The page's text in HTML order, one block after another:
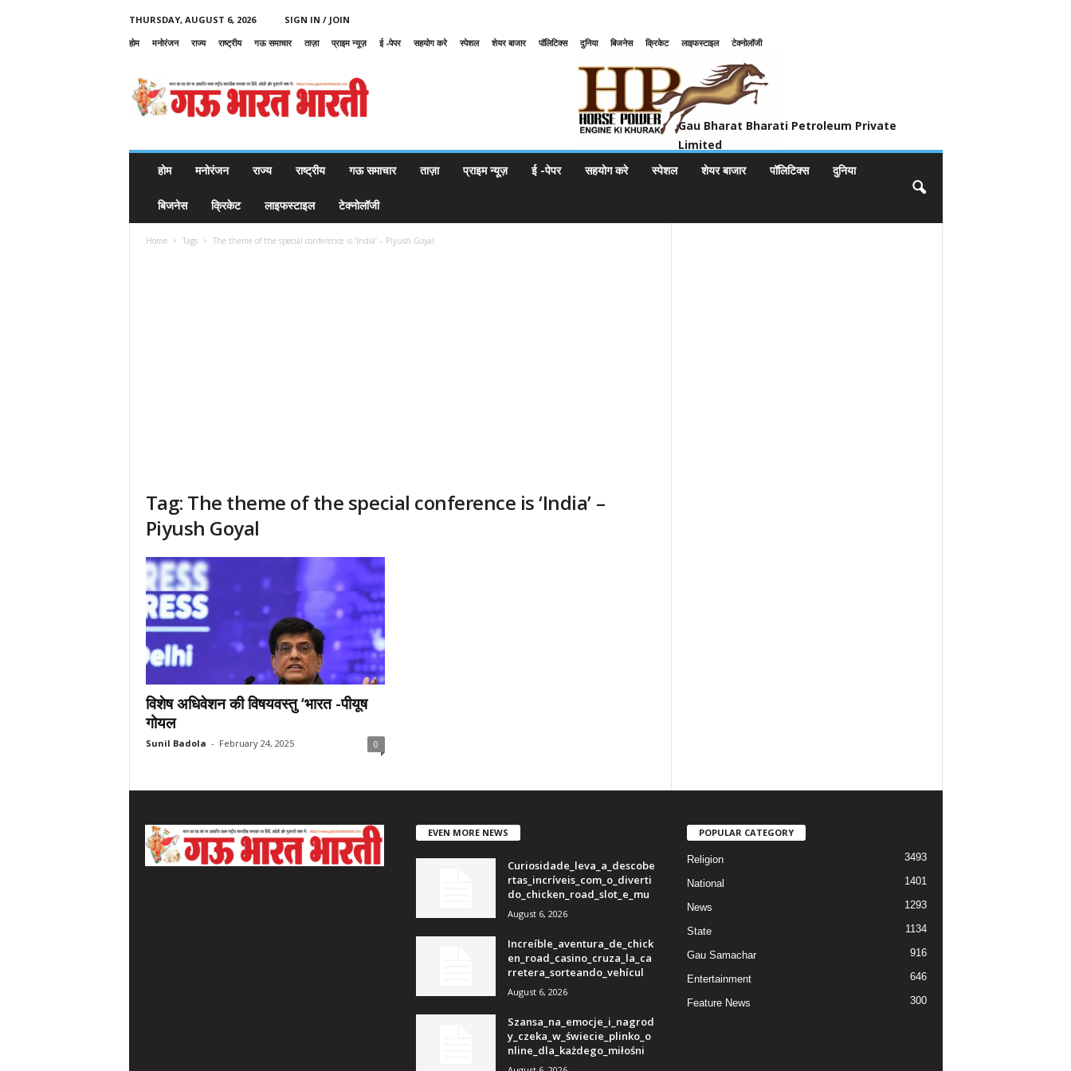
THURSDAY, AUGUST 6, 2026
SIGN IN / JOIN
होम
मनोरंजन राज्य राष्ट्रीय गऊ समाचार ताज़ा प्राइम न्यूज़ ई -पेपर सहयोग करे स्पेशल शेयर बाजार पॉलिटिक्स दुनिया बिजनेस क्रिकेट लाइफस्टाइल
टेक्नोलॉजी
u
Gau Bharat Bharati Petroleum Private
Limited
होम
मनोरंजन राज्य राष्ट्रीय गऊ समाचार ताज़ा प्राइम न्यूज़ ई -पेपर सहयोग करे स्पेशल शेयर बाजार पॉलिटिक्स दुनिया
बिजनेस क्रिकेट लाइफस्टाइल टेक्नोलॉजी
Home Tags The theme of the special conference is ‘India’ – Piyush Goyal
Tag: The theme of the special conference is ‘India’ –
Piyush Goyal
विशेष अधिवेशन की विषयवस्तु ‘भारत -पीयूष
गोयल
Sunil Badola - February 24, 2025 0
EVEN MORE NEWS
Curiosidade_leva_a_descobe
rtas_incríveis_com_o_diverti
do_chicken_road_slot_e_mu
August 6, 2026
Increíble_aventura_de_chick
en_road_casino_cruza_la_ca
rretera_sorteando_vehícul
August 6, 2026
Szansa_na_emocje_i_nagrod
y_czeka_w_świecie_plinko_o
nline_dla_każdego_miłośni
POPULAR CATEGORY
Religion 3493
National 1401
News 1293
State 1134
Gau Samachar 916
Entertainment 646
Feature News 300